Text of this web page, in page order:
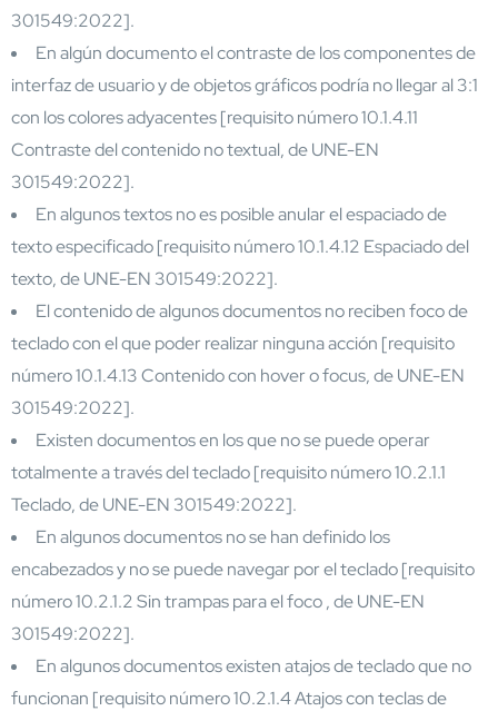
301549:2022].
En algún documento el contraste de los componentes de
interfaz de usuario y de objetos gráficos podría no llegar al 3:1
con los colores adyacentes [requisito número 10.1.4.11
Contraste del contenido no textual, de UNE-EN
301549:2022].
En algunos textos no es posible anular el espaciado de
texto especificado [requisito número 10.1.4.12 Espaciado del
texto, de UNE-EN 301549:2022].
El contenido de algunos documentos no reciben foco de
teclado con el que poder realizar ninguna acción [requisito
número 10.1.4.13 Contenido con hover o focus, de UNE-EN
301549:2022].
Existen documentos en los que no se puede operar
totalmente a través del teclado [requisito número 10.2.1.1
Teclado, de UNE-EN 301549:2022].
En algunos documentos no se han definido los
encabezados y no se puede navegar por el teclado [requisito
número 10.2.1.2 Sin trampas para el foco , de UNE-EN
301549:2022].
En algunos documentos existen atajos de teclado que no
funcionan [requisito número 10.2.1.4 Atajos con teclas de